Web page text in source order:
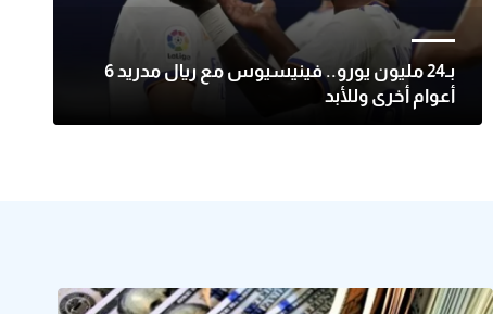
بـ24 مليون يورو.. فينيسيوس مع ريال مدريد 6
أعوام أخرى وللأبد